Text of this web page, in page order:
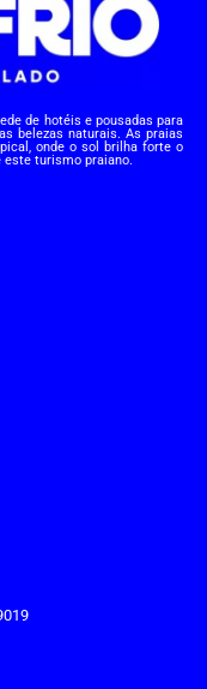
de hotéis e pousadas para
belezas naturais. As praias
onde o sol brilha forte o
este turismo praiano.